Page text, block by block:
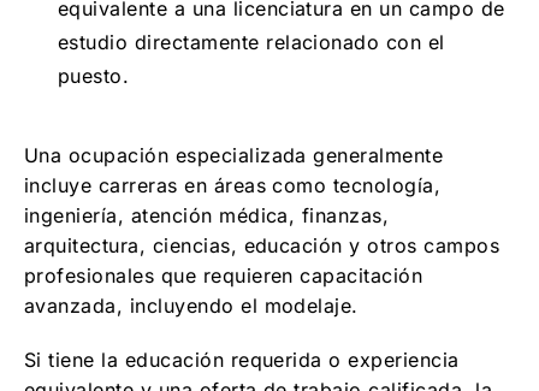
equivalente a una licenciatura en un campo de
estudio directamente relacionado con el
puesto.
Una ocupación especializada generalmente
incluye carreras en áreas como tecnología,
ingeniería, atención médica, finanzas,
arquitectura, ciencias, educación y otros campos
profesionales que requieren capacitación
avanzada, incluyendo el modelaje.
Si tiene la educación requerida o experiencia